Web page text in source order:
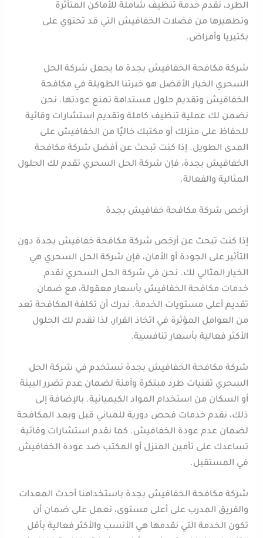
الطرد، نقدم خدمة تنظيف شاملة للأماكن المتأثرة
وتطهيرها من فضلات الخفافيش التي قد تحتوي على
بكتيريا وأمراض.
شركة مكافحة الخفافيش بجدة ما يجعل شركة الحل
السحري الخيار الأفضل هو خبرتنا الطويلة في مكافحة
الخفافيش وتقديم حلول مستدامة تمنع عودتها. نحن
نضمن لك عملية تنظيف كاملة وتقديم استشارات وقائية
للحفاظ على منزلك أو مكتبك خاليًا من الخفافيش على
المدى الطويل. إذا كنت تبحث عن أفضل شركة مكافحة
الخفافيش بجدة، فإن شركة الحل السحري تقدم لك الحلول
المثالية والفعالة.
أرخص شركة مكافحة خفافيش بجدة
إذا كنت تبحث عن أرخص شركة مكافحة خفافيش بجدة دون
التأثير على الجودة أو الأمان، فإن شركة الحل السحري هي
الخيار المثالي لك. نحن في شركة الحل السحري نقدم
خدمات مكافحة الخفافيش بأسعار معقولة، مع ضمان
تقديم أعلى مستويات الخدمة. ندرك أن تكلفة المكافحة تعد
من العوامل المؤثرة في اتخاذ القرار، لذا نقدم لك الحلول
الأكثر فعالية بأسعار تنافسية.
شركة مكافحة الخفافيش بجدة نستخدم في شركة الحل
السحري تقنيات طرد مبتكرة وآمنة لضمان عدم تضرر البيئة
أو السكان من استخدام المواد الكيميائية. بالإضافة إلى
ذلك، نقدم خدمات فحص دورية للمباني قبل وبعد المكافحة
لضمان عدم عودة الخفافيش. كما نقدم استشارات وقائية
تساعدك على تأمين المنزل أو المكتب ضد عودة الخفافيش
في المستقبل.
شركة مكافحة الخفافيش بجدة باستخدامنا أحدث المعدات
والفريق المدرب على أعلى مستوى، نعمل على ضمان أن
تكون الخدمة التي نقدمها هي الأنسب والأكثر فعالية بأقل